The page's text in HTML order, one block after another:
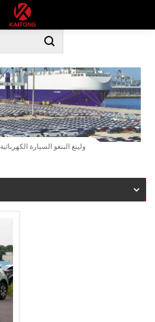
ولينغ البنغو السيارة الكهربائية